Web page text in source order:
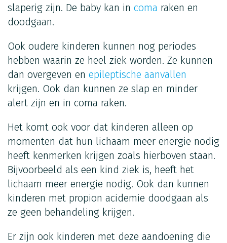
slaperig zijn. De baby kan in coma raken en
doodgaan.
Ook oudere kinderen kunnen nog periodes
hebben waarin ze heel ziek worden. Ze kunnen
dan overgeven en epileptische aanvallen
krijgen. Ook dan kunnen ze slap en minder
alert zijn en in coma raken.
Het komt ook voor dat kinderen alleen op
momenten dat hun lichaam meer energie nodig
heeft kenmerken krijgen zoals hierboven staan.
Bijvoorbeeld als een kind ziek is, heeft het
lichaam meer energie nodig. Ook dan kunnen
kinderen met propion acidemie doodgaan als
ze geen behandeling krijgen.
Er zijn ook kinderen met deze aandoening die